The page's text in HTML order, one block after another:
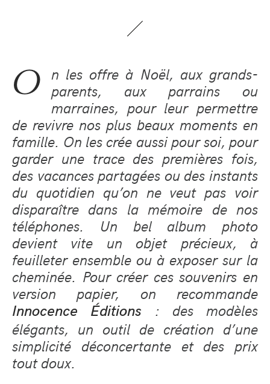
O n les offre à Noël, aux grands-
parents, aux parrains ou
marraines, pour leur permettre
de revivre nos plus beaux moments en
famille. On les crée aussi pour soi, pour
garder une trace des premières fois,
des vacances partagées ou des instants
du quotidien qu’on ne veut pas voir
disparaître dans la mémoire de nos
téléphones. Un bel album photo
devient vite un objet précieux, à
feuilleter ensemble ou à exposer sur la
cheminée. Pour créer ces souvenirs en
version papier, on recommande
Innocence Éditions : des modèles
élégants, un outil de création d’une
simplicité déconcertante et des prix
tout doux.